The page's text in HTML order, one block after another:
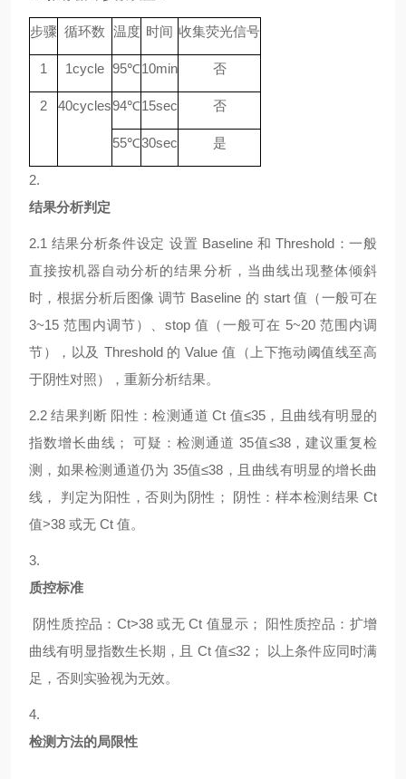
步骤 循环数 温度 时间 收集荧光信号
1 1cycle 95℃10min 否
2 40cycles94℃15sec 否
55℃30sec 是
2.
结果分析判定
2.1 结果分析条件设定 设置 Baseline 和 Threshold：一般
直接按机器自动分析的结果分析，当曲线出现整体倾斜
时，根据分析后图像 调节 Baseline 的 start 值（一般可在
3~15 范围内调节）、stop 值（一般可在 5~20 范围内调
节），以及 Threshold 的 Value 值（上下拖动阈值线至高
于阴性对照），重新分析结果。
2.2结果判断 阳性：检测通道 Ct 值≤35，且曲线有明显的
指数增长曲线； 可疑：检测通道 35值≤38，建议重复检
测，如果检测通道仍为 35值≤38，且曲线有明显的增长曲
线， 判定为阳性，否则为阴性； 阴性：样本检测结果 Ct
值>38 或无 Ct 值。
3.
质控标准
阴性质控品： Ct>38 或无 Ct 值显示； 阳性质控品：扩增
曲线有明显指数生长期，且 Ct 值≤32； 以上条件应同时满
足，否则实验视为无效。
4.
检测方法的局限性